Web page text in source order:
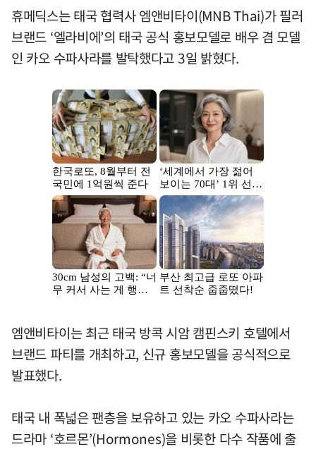
휴메딕스는 태국 협력사 엠앤비타이(MNB Thai)가 필러
브랜드 ‘엘라비에’의 태국 공식 홍보모델로 배우 겸 모델
인 카오 수파사라를 발탁했다고 3일 밝혔다.
엠앤비타이는 최근 태국 방콕 시암 캠핀스키 호텔에서
브랜드 파티를 개최하고, 신규 홍보모델을 공식적으로
발표했다.
태국 내 폭넓은 팬층을 보유하고 있는 카오 수파사라는
드라마 ‘호르몬’(Hormones)을 비롯한 다수 작품에 출